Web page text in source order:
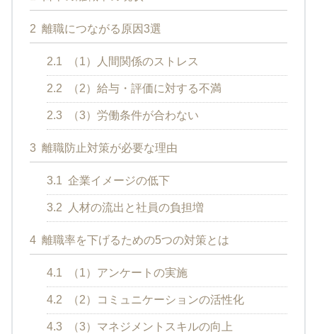
2 離職につながる原因3選
2.1 （1）人間関係のストレス
2.2 （2）給与・評価に対する不満
2.3 （3）労働条件が合わない
3 離職防止対策が必要な理由
3.1 企業イメージの低下
3.2 人材の流出と社員の負担増
4 離職率を下げるための5つの対策とは
4.1 （1）アンケートの実施
4.2 （2）コミュニケーションの活性化
4.3 （3）マネジメントスキルの向上